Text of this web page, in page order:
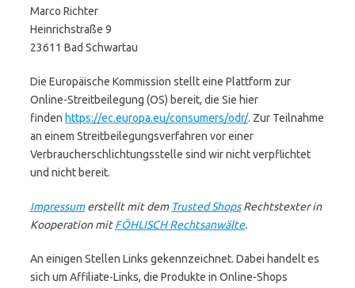
Marco Richter
Heinrichstraße 9
23611 Bad Schwartau
Die Europäische Kommission stellt eine Plattform zur
Online-Streitbeilegung (OS) bereit, die Sie hier
finden https://ec.europa.eu/consumers/odr/. Zur Teilnahme
an einem Streitbeilegungsverfahren vor einer
Verbraucherschlichtungsstelle sind wir nicht verpflichtet
und nicht bereit.
Impressumerstellt mit dem Trusted ShopsRechtstexter in
Kooperation mitFÖHLISCH Rechtsanwälte.
An einigen Stellen Links gekennzeichnet. Dabei handelt es
sich um Affiliate-Links, die Produkte in Online-Shops